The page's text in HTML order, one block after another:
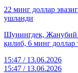
22 минг доллар
ушланди
Шунингдек, Жанубий
қилиб, 6 минг доллар
15:47 / 13.06.2026
15:47 / 13.06.2026